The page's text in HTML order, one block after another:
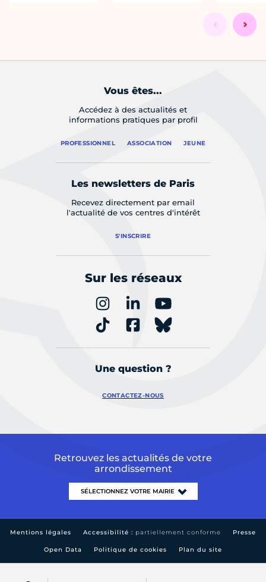
Vous êtes...
Accédez à des actualités et
informations pratiques par profil
PROFESSIONNEL ASSOCIATION JEUNE
Les newsletters de Paris
Recevez directement par email
l'actualité de vos centres d'intérêt
S'INSCRIRE
Sur les réseaux
Une question ?
CONTACTEZ-NOUS
Retrouvez les actualités de votre
arrondissement
Mentions légales Accessibilité : partiellement conforme Presse
Open Data Politique de cookies Plan du site